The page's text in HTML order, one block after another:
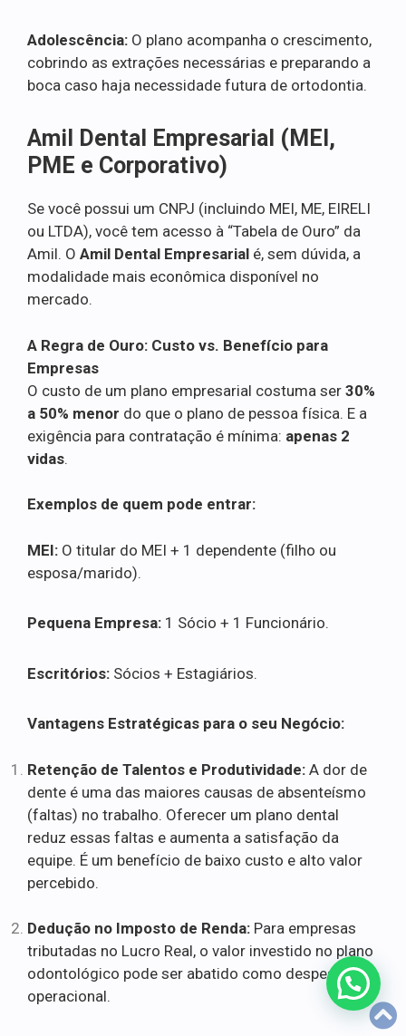
Adolescência: O plano acompanha o crescimento,
cobrindo as extrações necessárias e preparando a
boca caso haja necessidade futura de ortodontia.
Amil Dental Empresarial (MEI,
PME e Corporativo)
Se você possui um CNPJ (incluindo MEI, ME, EIRELI
ou LTDA), você tem acesso à “Tabela de Ouro” da
Amil. O Amil Dental Empresarial é, sem dúvida, a
modalidade mais econômica disponível no
mercado.
A Regra de Ouro: Custo vs. Benefício para
Empresas
O custo de um plano empresarial costuma ser 30%
a 50% menor do que o plano de pessoa física. E a
exigência para contratação é mínima: apenas 2
vidas.
Exemplos de quem pode entrar:
MEI: O titular do MEI + 1 dependente (filho ou
esposa/marido).
Pequena Empresa: 1 Sócio + 1 Funcionário.
Escritórios: Sócios + Estagiários.
Vantagens Estratégicas para o seu Negócio:
Retenção de Talentos e Produtividade: A dor de
dente é uma das maiores causas de absenteísmo
(faltas) no trabalho. Oferecer um plano dental
reduz essas faltas e aumenta a satisfação da
equipe. É um benefício de baixo custo e alto valor
percebido.
Dedução no Imposto de Renda: Para empresas
tributadas no Lucro Real, o valor investido no plano
odontológico pode ser abatido como despesa
operacional.